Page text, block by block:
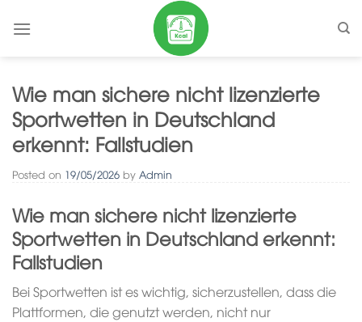
Wie man sichere nicht lizenzierte
Sportwetten in Deutschland
erkennt: Fallstudien
Posted on 19/05/2026 by Admin
Wie man sichere nicht lizenzierte
Sportwetten in Deutschland erkennt:
Fallstudien
Bei Sportwetten ist es wichtig, sicherzustellen, dass die
Plattformen, die genutzt werden, nicht nur